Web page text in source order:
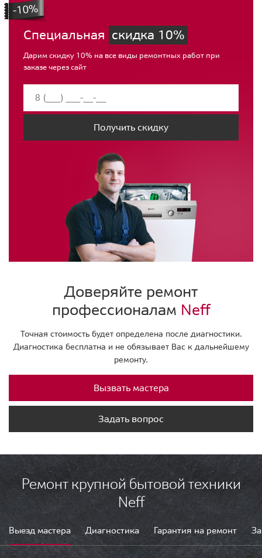
Специальная скидка 10%
Дарим скидку 10% на все виды ремонтных работ при
заказе через сайт
Получить скидку
Доверяйте ремонт
профессионалам Neff
Точная стоимость будет определена после диагностики.
Диагностика бесплатна и не обязывает Вас к дальнейшему
ремонту.
Вызвать мастера
Задать вопрос
Ремонт крупной бытовой техники
Neff
Выезд мастера Диагностика Гарантия на ремонт